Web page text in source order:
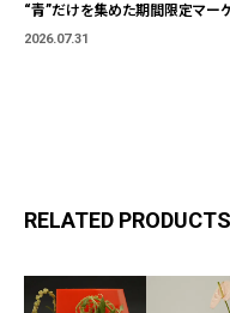
“青”だけを集めた期間限定マー
「BLUE MARKET」が横浜に。ブラ
2026.07.31
RELATED PRODUCTS